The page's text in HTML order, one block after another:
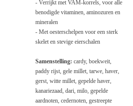
- Verrijkt met VAM-korrels, voor alle
benodigde vitaminen, aminozuren en
mineralen
- Met oesterschelpen voor een sterk
skelet en stevige eierschalen
Samenstelling: cardy, boekweit,
paddy rijst, gele millet, tarwe, haver,
gerst, witte millet, gepelde haver,
kanariezaad, dari, milo, gepelde
aardnoten, cedernoten, gestreepte